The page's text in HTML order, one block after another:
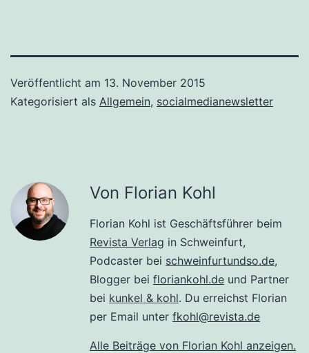
Veröffentlicht am 13. November 2015
Kategorisiert als Allgemein, socialmedianewsletter
Von Florian Kohl
Florian Kohl ist Geschäftsführer beim
Revista Verlag in Schweinfurt,
Podcaster bei schweinfurtundso.de,
Blogger bei floriankohl.de und Partner
bei kunkel & kohl. Du erreichst Florian
per Email unter fkohl@revista.de
Alle Beiträge von Florian Kohl anzeigen.